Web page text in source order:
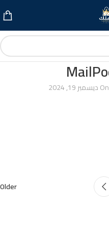
On ديسمبر 19, 2024
Older